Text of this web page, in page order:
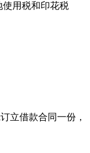
使用税和印花税
立借款合同一份，